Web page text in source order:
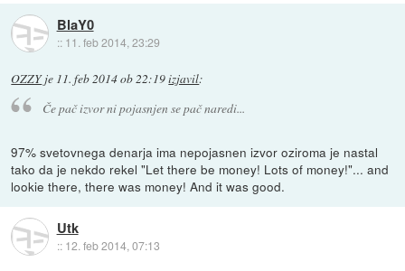
BlaY0
:: 11. feb 2014, 23:29
OZZYje 11. feb 2014 ob 22:19izjavil:
Če pač izvor ni pojasnjen se pač naredi...
97% svetovnega denarja ima nepojasnen izvor oziroma je nastal
tako da je nekdo rekel "Let there be money! Lots of money!"... and
lookie there, there was money! And it was good.
Utk
:: 12. feb 2014, 07:13